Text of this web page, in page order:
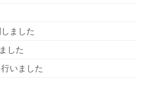
ました
した
いました